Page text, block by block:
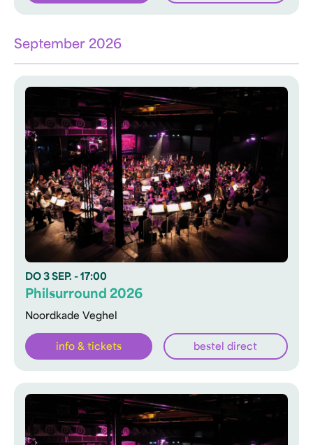
September 2026
DO 3 SEP. - 17:00
Noordkade Veghel
Philsurround 2026
info & tickets bestel direct